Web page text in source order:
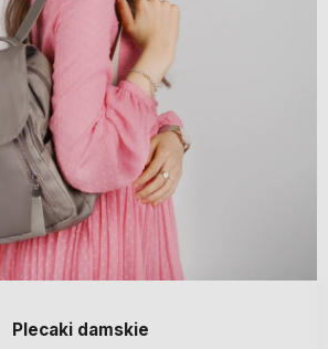
Plecaki damskie